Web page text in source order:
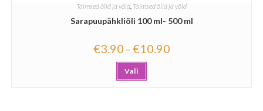
Taimsed õlid ja võid, Taimsed õlid ja võid
Sarapuupähkliõli 100 ml- 500 ml
€3.90 –€10.90
Vali